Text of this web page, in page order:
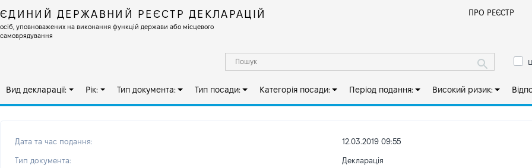
ЄДИНИЙ ДЕРЖАВНИЙ РЕЄСТР ДЕКЛАРАЦІЙ
осіб, уповноважених на виконання функцій держави або місцевого
самоврядування
ПРО РЕЄСТР
Вид декларації: Рік: Тип документа: Тип посади: Категорія посади: Період подання: Високий ризик:
Дата та час подання: 12.03.2019 09:55
Тип документа: Декларація